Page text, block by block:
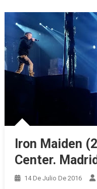
Iron Maiden
Center. Madrid
14 De Julio De 2016